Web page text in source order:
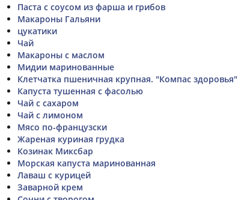
Паста с соусом из фарша и грибов
Макароны Гальяни
цукатики
Чай
Макароны с маслом
Мидии маринованные
Клетчатка пшеничная крупная. "Компас здоровья"
Капуста тушенная с фасолью
Чай с сахаром
Чай с лимоном
Мясо по-французски
Жареная куриная грудка
Козинак Миксбар
Морская капуста маринованная
Лаваш с курицей
Заварной крем